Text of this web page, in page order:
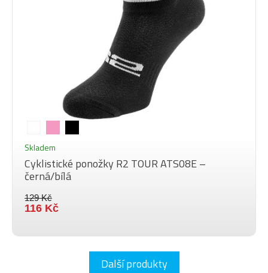
Skladem
Cyklistické ponožky R2 TOUR ATS08E –
černá/bílá
129 Kč
116 Kč
Další produkty